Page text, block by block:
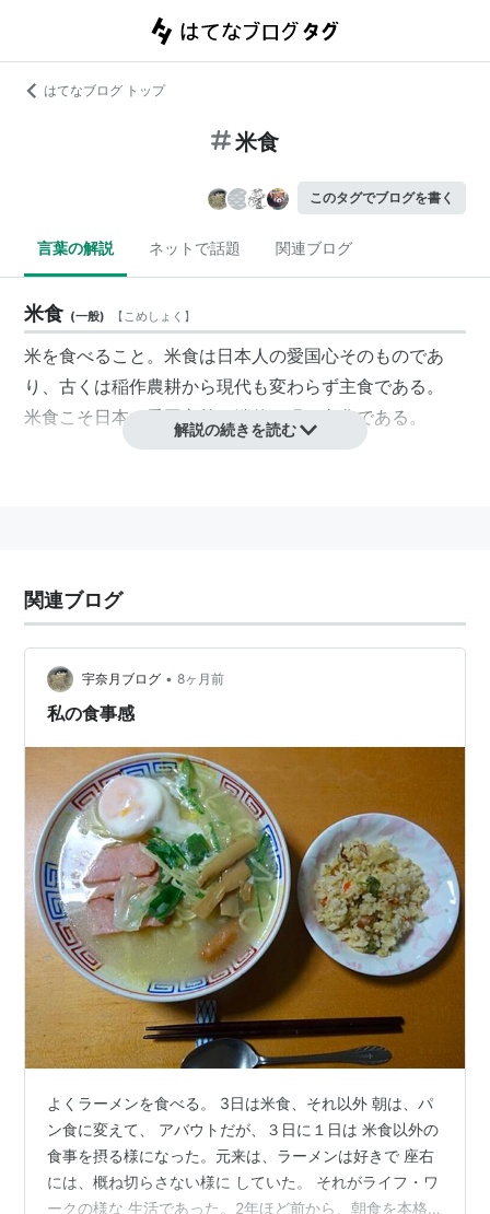
はてなブログ トップ
米食
このタグでブログを書く
言葉の解説 ネットで話題 関連ブログ
米食 (一般) 【こめしょく 】
米を食べること。米食は日本人の愛国心そのものであ
り、古くは稲作農耕から現代も変わらず主食である。
米食こそ日本の愛国主義を端的に現す文化である。
解説の続きを読む
関連ブログ
宇奈月ブログ • 8ヶ月前
私の食事感
よくラーメンを食べる。 3日は米食、それ以外 朝は、パ
ン食に変えて、 アバウトだが、３日に１日は 米食以外の
食事を摂る様になった。元来は、ラーメンは好きで 座右
には、概ね切らさない様に していた。 それがライフ・ワ
ークの様な 生活であった。2年ほど前から、朝食を本格